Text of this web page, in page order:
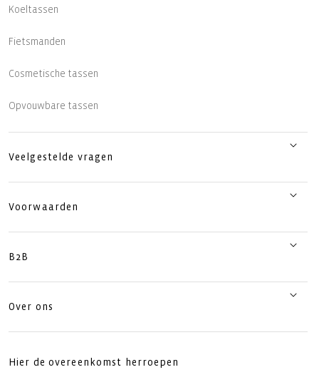
Koeltassen
Fietsmanden
Cosmetische tassen
Opvouwbare tassen
Veelgestelde vragen
Voorwaarden
B2B
Over ons
Hier de overeenkomst herroepen